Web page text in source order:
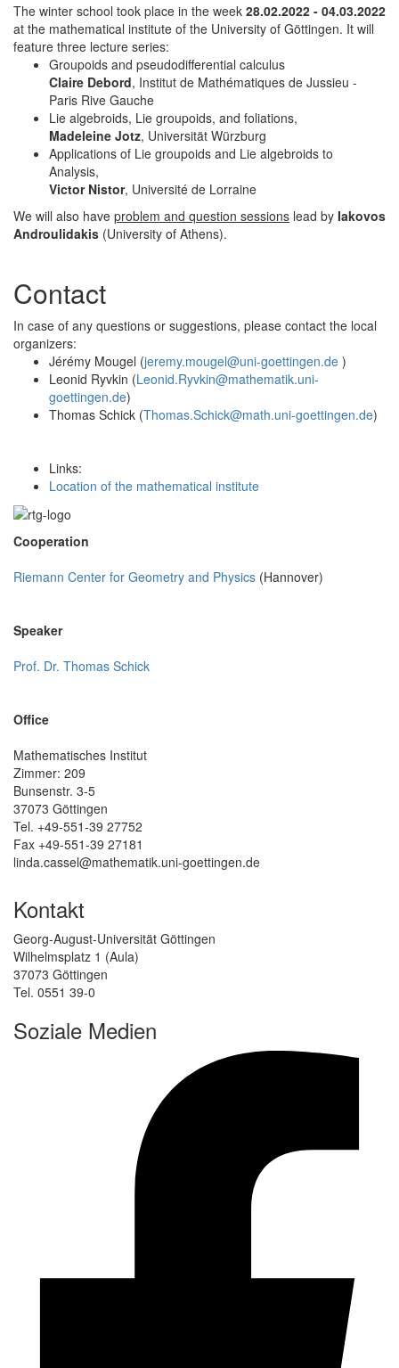
The winter school took place in the week 28.02.2022 - 04.03.2022
at the mathematical institute of the University of Göttingen. It will
feature three lecture series:
Groupoids and pseudodifferential calculus
Claire Debord, Institut de Mathématiques de Jussieu -
Paris Rive Gauche
Lie algebroids, Lie groupoids, and foliations,
Madeleine Jotz, Universität Würzburg
Applications of Lie groupoids and Lie algebroids to
Analysis,
Victor Nistor, Université de Lorraine
We will also have problem and question sessions lead by Iakovos
Androulidakis (University of Athens).
Contact
In case of any questions or suggestions, please contact the local
organizers:
Jérémy Mougel (jeremy.mougel@uni-goettingen.de )
Leonid Ryvkin (Leonid.Ryvkin@mathematik.uni-
goettingen.de)
Thomas Schick (Thomas.Schick@math.uni-goettingen.de)
Links:
Location of the mathematical institute
Cooperation
Riemann Center for Geometry and Physics (Hannover)
Speaker
Prof. Dr. Thomas Schick
Office
Mathematisches Institut
Zimmer: 209
Bunsenstr. 3-5
37073 Göttingen
Tel. +49-551-39 27752
Fax +49-551-39 27181
linda.cassel@mathematik.uni-goettingen.de
Kontakt
Georg-August-Universität Göttingen
Wilhelmsplatz 1 (Aula)
37073 Göttingen
Tel. 0551 39-0
Soziale Medien